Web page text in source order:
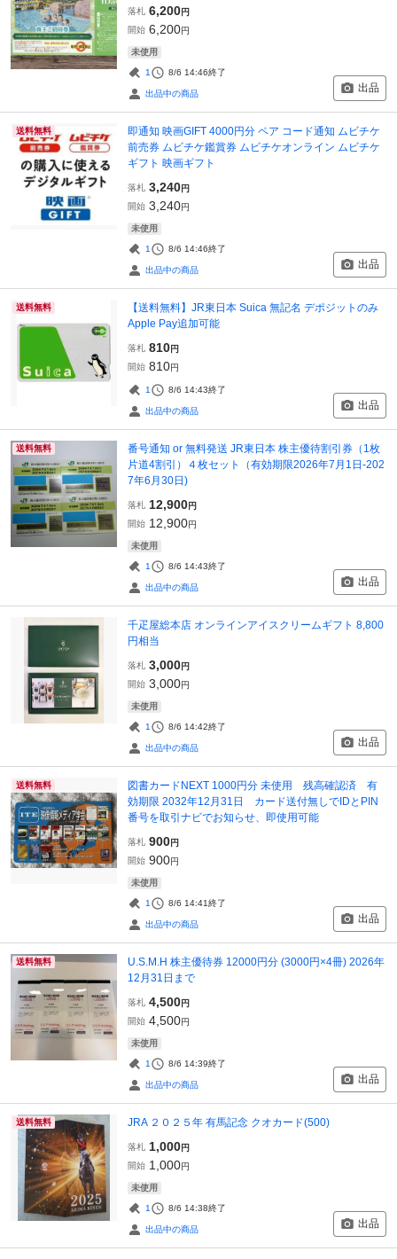
落札 6,200円
開始 6,200円
未使用
1 8/6 14:46終了
出品中の商品 出品
送料無料
即通知 映画GIFT 4000円分 ペア コード通知 ムビチケ
前売券 ムビチケ鑑賞券 ムビチケオンライン ムビチケ
ギフト 映画ギフト
落札 3,240円
開始 3,240円
未使用
1 8/6 14:46終了
出品中の商品 出品
送料無料
【送料無料】JR東日本 Suica 無記名 デポジットのみ
Apple Pay追加可能
落札 810円
開始 810円
1 8/6 14:43終了
出品中の商品 出品
送料無料
番号通知 or 無料発送 JR東日本 株主優待割引券（1枚
片道4割引）４枚セット（有効期限2026年7月1日-202
7年6月30日)
落札 12,900円
開始 12,900円
未使用
1 8/6 14:43終了
出品中の商品 出品
千疋屋総本店 オンラインアイスクリームギフト 8,800
円相当
落札 3,000円
開始 3,000円
未使用
1 8/6 14:42終了
出品中の商品 出品
送料無料
図書カードNEXT 1000円分 未使用 残高確認済 有
効期限 2032年12月31日 カード送付無しでIDとPIN
番号を取引ナビでお知らせ、即使用可能
落札 900円
開始 900円
未使用
1 8/6 14:41終了
出品中の商品 出品
送料無料
U.S.M.H 株主優待券 12000円分 (3000円×4冊) 2026年
12月31日まで
落札 4,500円
開始 4,500円
未使用
1 8/6 14:39終了
出品中の商品 出品
送料無料 JRA ２０２５年 有馬記念 クオカード(500)
落札 1,000円
開始 1,000円
未使用
1 8/6 14:38終了
出品中の商品 出品